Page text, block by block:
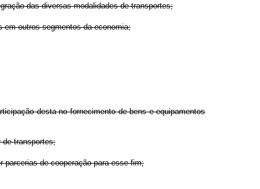
das diversas modalidades de transportes;
em outros segmentos da economia;
desta no fornecimento de bens e equipamentos
de transportes;
parcerias de cooperação para esse fim;